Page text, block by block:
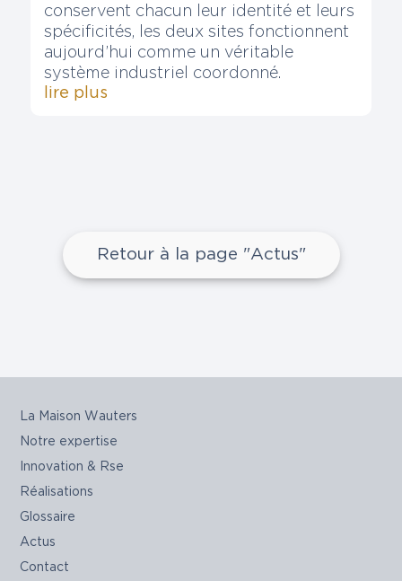
conservent chacun leur identité et leurs
spécificités, les deux sites fonctionnent
aujourd’hui comme un véritable
système industriel coordonné.
lire plus
Retour à la page "Actus"
La Maison Wauters
Notre expertise
Innovation & Rse
Réalisations
Glossaire
Actus
Contact